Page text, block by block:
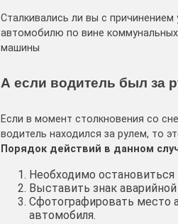
Сталкивались ли вы с
автомобилю по вине
машины
А если водитель был за
Если в момент столкновения со
водитель находился за рулем, то
Порядок действий в данном
Необходимо остановиться
Выставить знак
Сфотографировать место
автомобиля.